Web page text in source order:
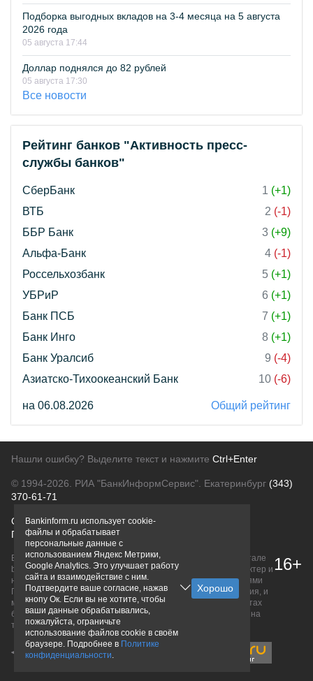
Подборка выгодных вкладов на 3-4 месяца на 5 августа
2026 года
05 августа 17:44
Доллар поднялся до 82 рублей
05 августа 17:30
Все новости
Рейтинг банков "Активность пресс-
службы банков"
СберБанк 1 (+1)
ВТБ
2 (-1)
ББР Банк
3 (+9)
Альфа-Банк
4 (-1)
Россельхозбанк
5 (+1)
УБРиР
6 (+1)
Банк ПСБ
7 (+1)
Банк Инго
8 (+1)
Банк Уралсиб
9 (-4)
Азиатско-Тихоокеанский Банк
10 (-6)
на 06.08.2026 Общий рейтинг
Нашли ошибку? Выделите текст и нажмите Ctrl+Enter
© 1994-2026. РИА "БанкИнформСервис". Екатеринбург (343)
370-61-71
О проектеПолитика конфиденциальности
Правовая информацияДля рекламодателей
Вся информация о продуктах банков, размещенная на портале
bankinform.ru, носит исключительно ознакомительный характер и
не является публичной офертой, определяемой положениями
ГК РФ. Информация не содержит точного и полного описания, и
может быть изменена. Конечные условия уточняйте на сайтах
банков или при личном обращении. Исключительное право на
товарные знаки принадлежит их правообладателям.
16+
Bankinform.ru использует cookie-
файлы и обрабатывает
персональные данные с
использованием Яндекс Метрики,
Google Analytics. Это улучшает работу
сайта и взаимодействие с ним.
Подтвердите ваше согласие, нажав
кнопу Ок. Если вы не хотите, чтобы
ваши данные обрабатывались,
пожалуйста, ограничьте
использование файлов cookie в своём
браузере. Подробнее в Политике
конфиденциальности.